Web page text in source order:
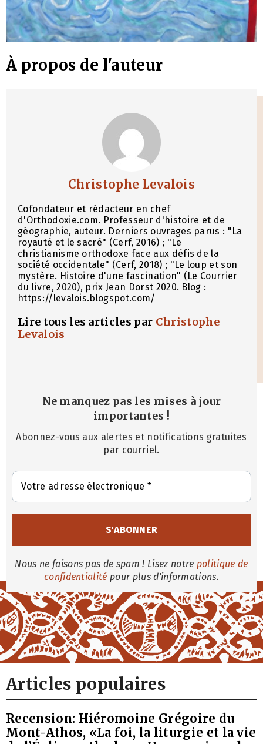
À propos de l'auteur
Christophe Levalois
Cofondateur et rédacteur en chef
d'Orthodoxie.com. Professeur d'histoire et de
géographie, auteur. Derniers ouvrages parus : "La
royauté et le sacré" (Cerf, 2016) ; "Le
christianisme orthodoxe face aux défis de la
société occidentale" (Cerf, 2018) ; "Le loup et son
mystère. Histoire d'une fascination" (Le Courrier
du livre, 2020), prix Jean Dorst 2020. Blog :
https://levalois.blogspot.com/
Lire tous les articles par Christophe
Levalois
Ne manquez pas les mises à jour
importantes !
Abonnez-vous aux alertes et notifications gratuites
par courriel.
Nous ne faisons pas de spam ! Lisez notre politique de
confidentialité pour plus d'informations.
Articles populaires
Recension: Hiéromoine Grégoire du
Mont-Athos, «La foi, la liturgie et la vie